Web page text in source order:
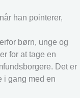
han pointerer,
børn, unge og
for at tage en
Det er
i gang med en